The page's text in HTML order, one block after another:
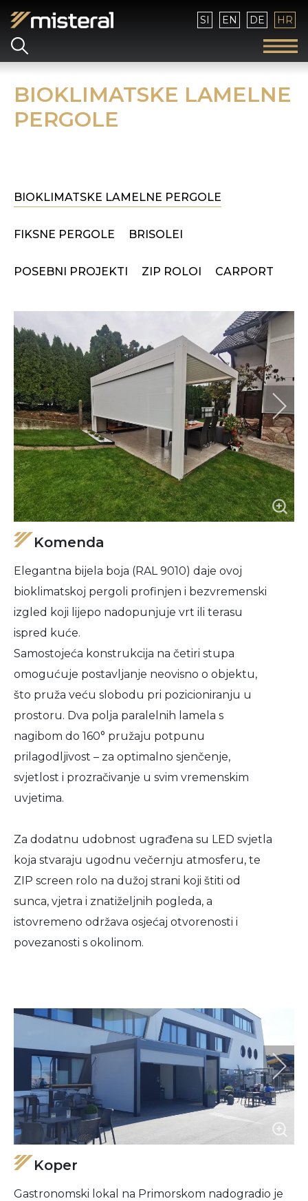
Izaberite vaš jezik
SI EN DE HR
BIOKLIMATSKE LAMELNE
PERGOLE
BIOKLIMATSKE LAMELNE PERGOLE
FIKSNE PERGOLE BRISOLEI
POSEBNI PROJEKTI ZIP ROLOI CARPORT
Komenda
Elegantna bijela boja (RAL 9010) daje ovoj
bioklimatskoj pergoli profinjen i bezvremenski
izgled koji lijepo nadopunjuje vrt ili terasu
ispred kuće.
Samostojeća konstrukcija na četiri stupa
omogućuje postavljanje neovisno o objektu,
što pruža veću slobodu pri pozicioniranju u
prostoru. Dva polja paralelnih lamela s
nagibom do 160° pružaju potpunu
prilagodljivost – za optimalno sjenčenje,
svjetlost i prozračivanje u svim vremenskim
uvjetima.
Za dodatnu udobnost ugrađena su LED svjetla
koja stvaraju ugodnu večernju atmosferu, te
ZIP screen rolo na dužoj strani koji štiti od
sunca, vjetra i znatiželjnih pogleda, a
istovremeno održava osjećaj otvorenosti i
povezanosti s okolinom.
Koper
Gastronomski lokal na Primorskom nadogradio je